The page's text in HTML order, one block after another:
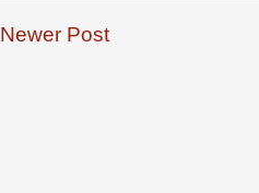
Newer Post